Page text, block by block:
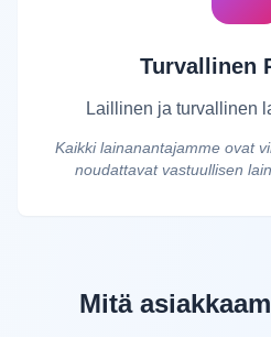
Turvallinen
Laillinen ja turvallinen
Kaikki lainanantajamme ovat
noudattavat vastuullisen
Mitä